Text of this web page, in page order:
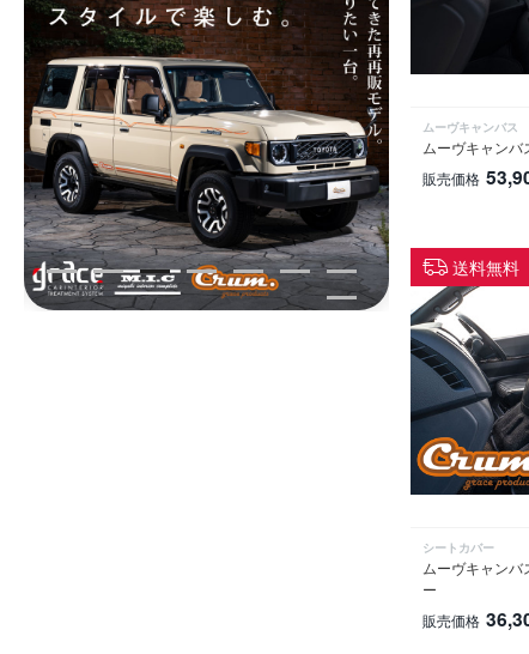
ムーヴキャンバス
ムーヴキャンバ
販売価格
送料無料
シートカバー
ムーヴキャン
ー
販売価格